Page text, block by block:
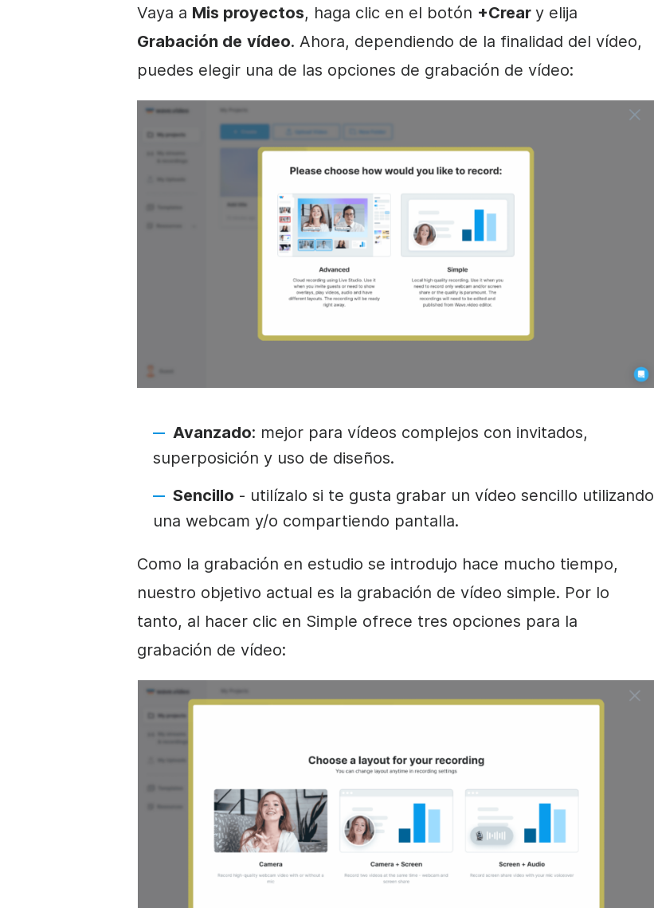
Vaya a Mis proyectos, haga clic en el botón +Crear y elija
Grabación de vídeo. Ahora, dependiendo de la finalidad del vídeo,
puedes elegir una de las opciones de grabación de vídeo:
Avanzado: mejor para vídeos complejos con invitados,
superposición y uso de diseños.
Sencillo - utilízalo si te gusta grabar un vídeo sencillo utilizando
una webcam y/o compartiendo pantalla.
Como la grabación en estudio se introdujo hace mucho tiempo,
nuestro objetivo actual es la grabación de vídeo simple. Por lo
tanto, al hacer clic en Simple ofrece tres opciones para la
grabación de vídeo: